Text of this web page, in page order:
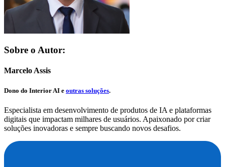
Sobre o Autor:
Marcelo Assis
Dono do Interior AI e outras soluções.
Especialista em desenvolvimento de produtos de IA e plataformas
digitais que impactam milhares de usuários. Apaixonado por criar
soluções inovadoras e sempre buscando novos desafios.